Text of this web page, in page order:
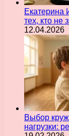
Екатерина
тех, кто не
12.04.2026
Выбор
нагрузки: